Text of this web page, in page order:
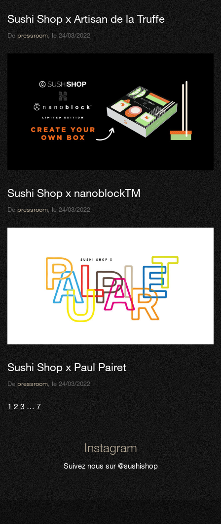
Sushi Shop x Artisan de la Truffe
Depressroom, le 24/03/2022
Sushi Shop x nanoblockTM
Depressroom, le 24/03/2022
Sushi Shop x Paul Pairet
Depressroom, le 24/03/2022
1 2 3 … 7
Instagram
Suivez nous sur@sushishop